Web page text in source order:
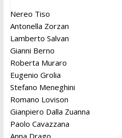
Nereo Tiso
Antonella Zorzan
Lamberto Salvan
Gianni Berno
Roberta Muraro
Eugenio Grolia
Stefano Meneghini
Romano Lovison
Gianpiero Dalla Zuanna
Paolo Cavazzana
Anna Drago